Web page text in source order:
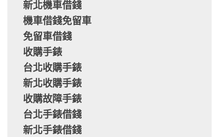
新北機車借錢
機車借錢免留車
免留車借錢
收購手錶
台北收購手錶
新北收購手錶
收購故障手錶
台北手錶借錢
新北手錶借錢